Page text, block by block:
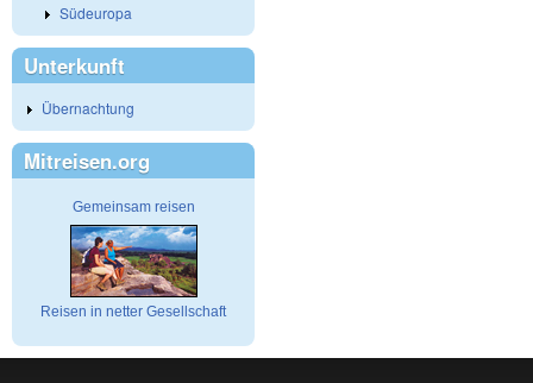
Südeuropa
Unterkunft
Übernachtung
Mitreisen.org
Gemeinsam reisen
Reisen in netter Gesellschaft